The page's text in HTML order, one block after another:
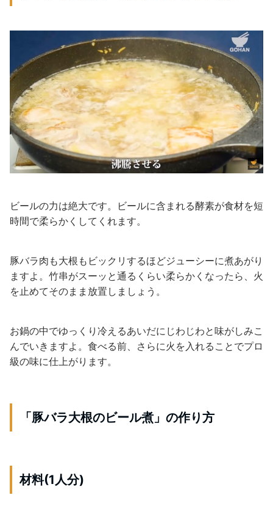
ビールの力は絶大です。ビールに含まれる酵素が食材を短
時間で柔らかくしてくれます。
豚バラ肉も大根もビックリするほどジューシーに煮あがり
ますよ。竹串がスーッと通るくらい柔らかくなったら、火
を止めてそのまま放置しましょう。
お鍋の中でゆっくり冷えるあいだにじわじわと味がしみこ
んでいきますよ。食べる前、さらに火を入れることでプロ
級の味に仕上がります。
「豚バラ大根のビール煮」の作り方
材料(1人分)